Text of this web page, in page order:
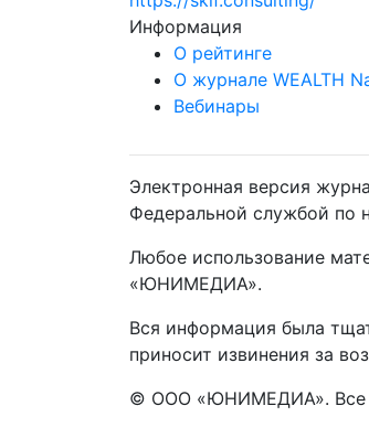
Информация
О рейтинге
О журнале WEALTH
Вебинары
Электронная версия
Федеральной службой по
Любое использование
«ЮНИМЕДИА».
Вся информация была
приносит извинения за
© ООО «ЮНИМЕДИА». Все